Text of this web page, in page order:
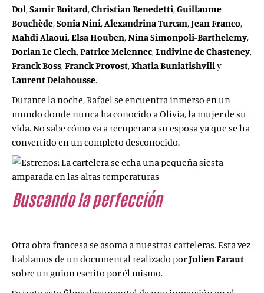
Dol,Samir Boitard,Christian Benedetti,Guillaume
Bouchède,Sonia Nini,Alexandrina Turcan,Jean Franco,
Mahdi Alaoui,Elsa Houben,Nina Simonpoli-Barthelemy,
Dorian Le Clech,Patrice Melennec,Ludivine de Chasteney,
Franck Boss,Franck Provost,Khatia Buniatishviliy
Laurent Delahousse.
Durante la noche, Rafael se encuentra inmerso en un
mundo donde nunca ha conocido a Olivia, la mujer de su
vida. No sabe cómo va a recuperar a su esposa ya que se ha
convertido en un completo desconocido.
Buscando la perfección(
Otra obra francesa se asoma a nuestras carteleras. Esta vez
hablamos de un documental realizado porJulien Faraut
sobre un guion escrito por él mismo.